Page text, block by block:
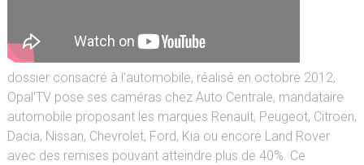
dossier consacré à l'automobile, réalisé en octobre 2012,
Opal'TV pose ses caméras chez Auto Centrale, mandataire
automobile proposant les marques Renault, Peugeot, Citroën,
Dacia, Nissan, Chevrolet, Ford, Kia ou encore Land Rover
avec des remises pouvant atteindre plus de 40%. Ce